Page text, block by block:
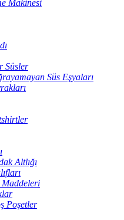
Makinesi
Süsler
Süs Eşyaları
Altlığı
Maddeleri
Poşetler